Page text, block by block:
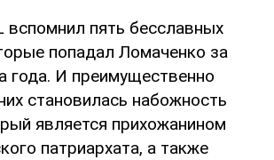
вспомнил пять бесславных
попадал Ломаченко за
года. И преимущественно
становилась набожность
является прихожанином
патриархата, а также